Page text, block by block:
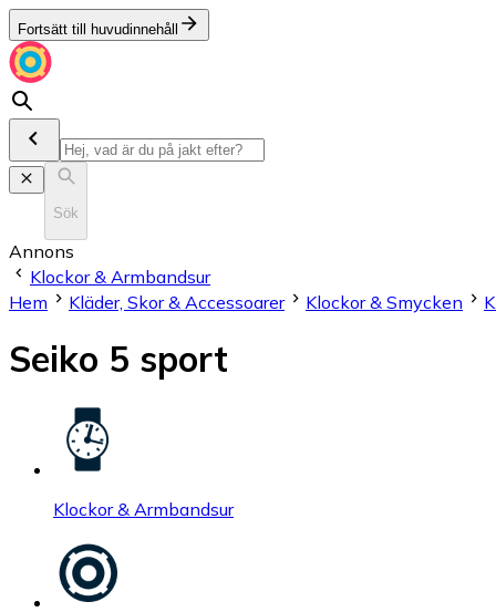
Fortsätt till huvudinnehåll
Sök
Annons
Klockor & Armbandsur
Hem
Kläder, Skor & Accessoarer Klockor & Smycken
Seiko 5 sport
Klockor & Armbandsur